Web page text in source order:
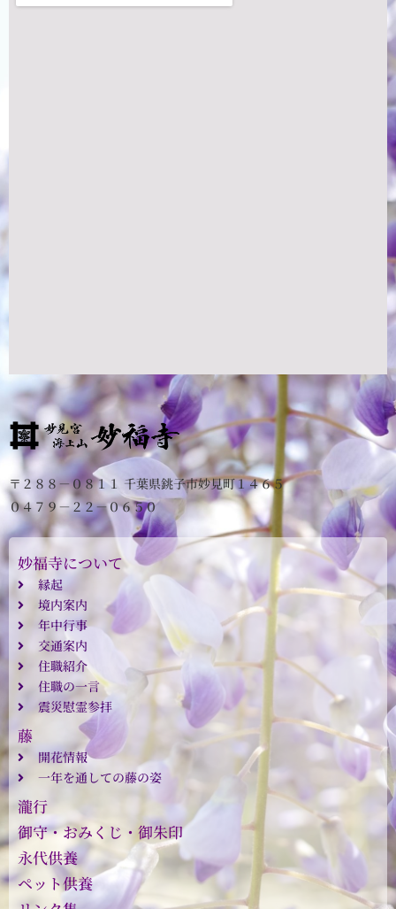
〒２８８－０８１１ 千葉県銚子市妙見町１４６５
０４７９－２２－０６５０
妙福寺について
縁起
境内案内
年中行事
交通案内
住職紹介
住職の一言
震災慰霊参拝
藤
開花情報
一年を通しての藤の姿
瀧行
御守・おみくじ・御朱印
永代供養
ペット供養